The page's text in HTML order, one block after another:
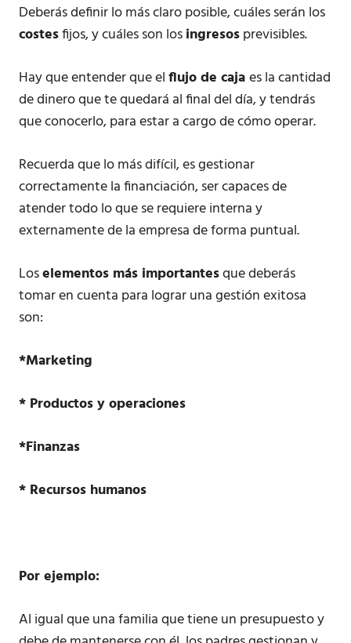
Deberás definir lo más claro posible, cuáles serán los
costesfijos, y cuáles son losingresosprevisibles.
Hay que entender que elflujo de cajaes la cantidad
de dinero que te quedará al final del día, y tendrás
que conocerlo, para estar a cargo de cómo operar.
Recuerda que lo más difícil, es gestionar
correctamente la financiación, ser capaces de
atender todo lo que se requiere interna y
externamente de la empresa de forma puntual.
Loselementos más importantesque deberás
tomar en cuenta para lograr una gestión exitosa
son:
*Marketing
* Productos y operaciones
*Finanzas
* Recursos humanos
Por ejemplo:
Al igual que una familia que tiene un presupuesto y